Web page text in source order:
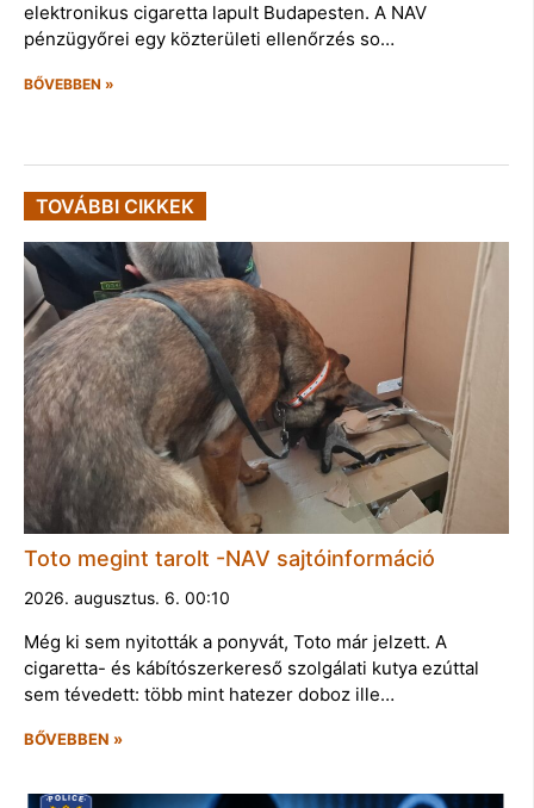
elektronikus cigaretta lapult Budapesten. A NAV
pénzügyőrei egy közterületi ellenőrzés so…
BŐVEBBEN »
TOVÁBBI CIKKEK
Toto megint tarolt -NAV sajtóinformáció
2026. augusztus. 6. 00:10
Még ki sem nyitották a ponyvát, Toto már jelzett. A
cigaretta- és kábítószerkereső szolgálati kutya ezúttal
sem tévedett: több mint hatezer doboz ille…
BŐVEBBEN »